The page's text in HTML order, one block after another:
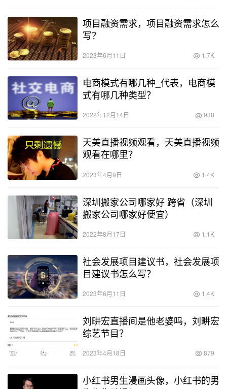
项目融资需求，项目融资需求怎么
写？
2023年6月11日 1.7K
电商模式有哪几种_代表，电商模
式有哪几种类型？
2022年12月14日 938
天美直播视频观看，天美直播视频
观看在哪里？
2023年4月9日 1.4K
深圳搬家公司哪家好 跨省（深圳
搬家公司哪家好便宜）
2022年8月17日 1.1K
社会发展项目建议书，社会发展项
目建议书怎么写？
2023年6月11日 1.4K
刘畊宏直播间是他老婆吗，刘畊宏
综艺节目？
2023年4月18日 879
小红书男生漫画头像，小红书的男